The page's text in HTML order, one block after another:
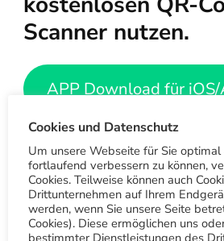
Scanner nutzen.
APP Download für
App Download für
LIVE-PWA Nutzen
Installation
Cookies und Datenschutz
Um unsere Webseite für Sie
fortlaufend verbessern zu können,
Cookies. Teilweise können auch
Drittunternehmen auf Ihrem
werden, wenn Sie unsere Seite
Cookies). Diese ermöglichen uns
bestimmter Dienstleistungen des